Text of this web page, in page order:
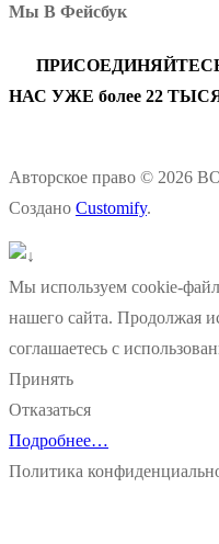
Мы В Фейсбук
НАС УЖЕ более 22
Авторское право ©
Создано Customify.
Мы используем cookie-
нашего сайта. Продолжая
соглашаетесь с
Принять
Отказаться
Подробнее…
Политика